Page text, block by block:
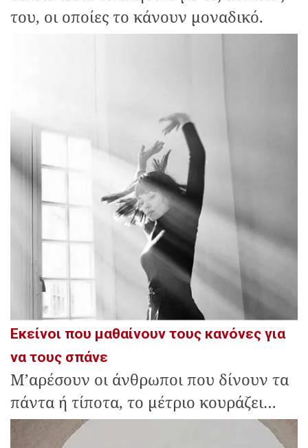
του, οι οποίες το κάνουν μοναδικό.
Εκείνοι που μαθαίνουν τους κανόνες για
να τους σπάνε
Μ’αρέσουν οι άνθρωποι που δίνουν τα
πάντα ή τίποτα, το μέτριο κουράζει…